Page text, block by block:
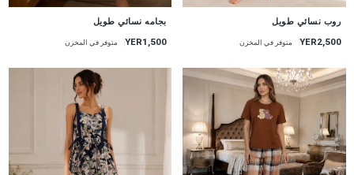
روب نسائي طويل
YER2,500 متوفر في المخزن
جديد
بجامه نسائي طويل
YER1,500 متوفر في المخزن